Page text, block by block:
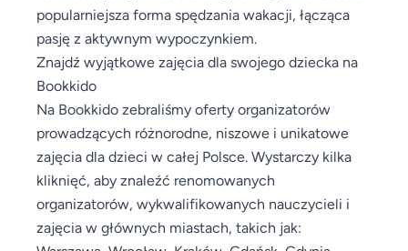
popularniejsza forma spędzania wakacji, łącząca
pasję z aktywnym wypoczynkiem.
Znajdź wyjątkowe zajęcia dla swojego dziecka na
Bookkido
Na Bookkido zebraliśmy oferty organizatorów
prowadzących różnorodne, niszowe i unikatowe
zajęcia dla dzieci w całej Polsce. Wystarczy kilka
kliknięć, aby znaleźć renomowanych
organizatorów, wykwalifikowanych nauczycieli i
zajęcia w głównych miastach, takich jak: